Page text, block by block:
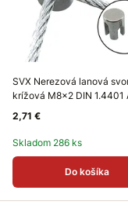
SVX Nerezová lanová
krížová M8x2 DIN 1.4401
2,71 €
Skladom 286 ks
Do košíka